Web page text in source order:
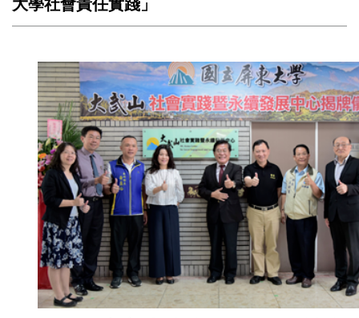
大學社會責任實踐」